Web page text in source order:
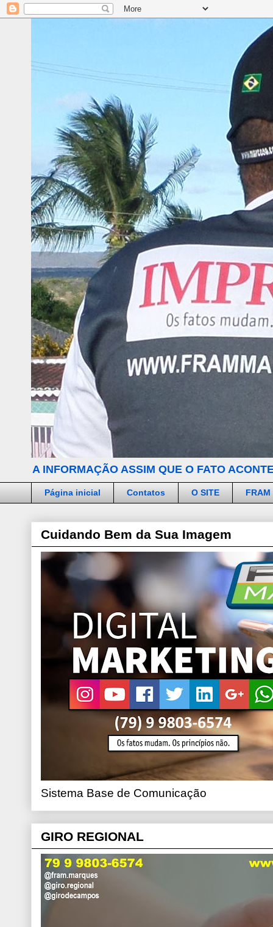
A INFORMAÇÃO ASSIM QUE O FATO
Página inicial Contatos O SITE FRAM
Cuidando Bem da Sua Imagem
Sistema Base de Comunicação
GIRO REGIONAL